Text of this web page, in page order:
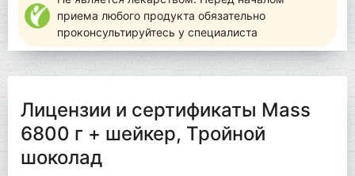
приема любого продукта обязательно
проконсультируйтесь у специалиста
Лицензии и сертификаты Mass
6800 г + шейкер, Тройной
шоколад